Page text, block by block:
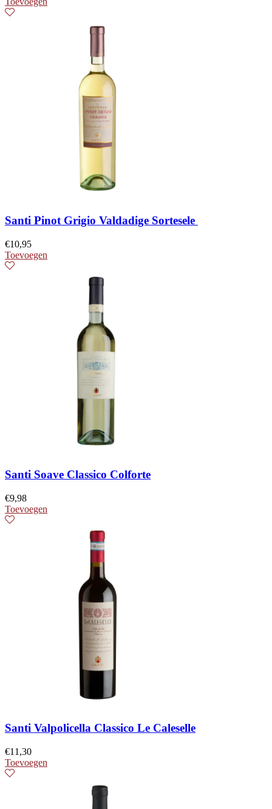
Santi Pinot Grigio Valdadige Sortesele
€10,95
Toevoegen
Santi Soave Classico Colforte
€9,98
Toevoegen
Santi Valpolicella Classico Le Caleselle
€11,30
Toevoegen